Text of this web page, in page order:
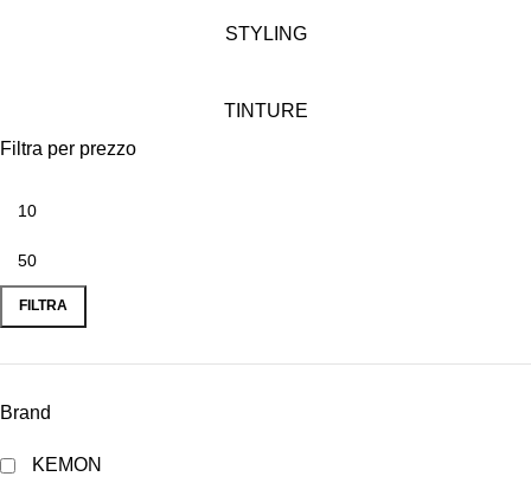
STYLING
TINTURE
Filtra per prezzo
FILTRA
Brand
KEMON